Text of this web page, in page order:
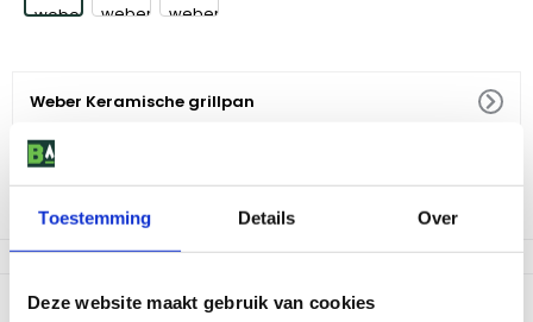
Toestemming Details Over
Deze website maakt gebruik van cookies
Weber Keramische grillpan
54,
Niet op voorraad
Productomschrijving